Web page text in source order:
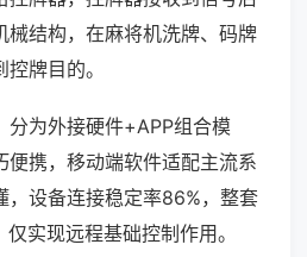
械结构，在麻将机洗牌、码牌
牌目的。
分为外接硬件+APP组合模
便携，移动端软件适配主流系
，设备连接稳定率86%，整套
实现远程基础控制作用。